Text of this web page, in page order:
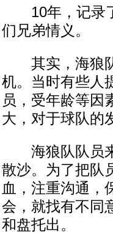
10年，记录了
们兄弟情义。
其实，海狼队
机。当时有些人
员，受年龄等因
大，对于球队的
海狼队队员来
散沙。为了把队
血，注重沟通，
会，就找有不同
和盘托出。